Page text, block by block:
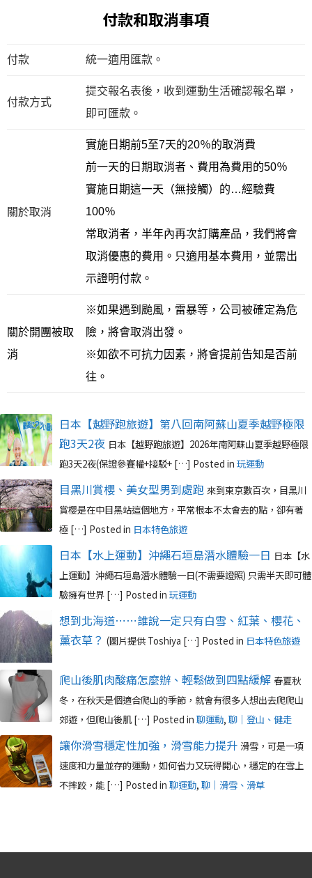
付款和取消事項
付款 統一適用匯款。
付款方式
提交報名表後，收到運動生活確認報名單，
即可匯款。
關於取消
實施日期前5至7天的20％的取消費
前一天的日期取消者、費用為費用的50％
實施日期這一天（無接觸）的…經驗費
100％
常取消者，半年內再次訂購產品，我們將會
取消優惠的費用。只適用基本費用，並需出
示證明付款。
關於開團被取
消
※如果遇到颱風，雷暴等，公司被確定為危
險，將會取消出發。
※如欲不可抗力因素，將會提前告知是否前
往。
日本【越野跑旅遊】第八回南阿蘇山夏季越野極限
跑3天2夜 日本【越野跑旅遊】2026年南阿蘇山夏季越野極限
跑3天2夜(保證參賽權+接駁+ […] Posted in 玩運動
目黑川賞櫻、美女型男到處跑 來到東京數百次，目黑川
賞櫻是在中目黑站這個地方，平常根本不太會去的點，卻有著
極 […] Posted in 日本特色旅遊
日本【水上運動】沖繩石垣島潛水體驗一日 日本【水
上運動】沖繩石垣島潛水體驗一日(不需要證照) 只需半天即可體
驗擁有世界 […] Posted in 玩運動
想到北海道⋯⋯誰說一定只有白雪、紅葉、櫻花、
薰衣草？ (圖片提供 Toshiya […] Posted in 日本特色旅遊
爬山後肌肉酸痛怎麼辦、輕鬆做到四點緩解 春夏秋
冬，在秋天是個適合爬山的季節，就會有很多人想出去爬爬山
郊遊，但爬山後肌 […] Posted in 聊運動, 聊｜登山、健走
讓你滑雪穩定性加強，滑雪能力提升 滑雪，可是一項
速度和力量並存的運動，如何省力又玩得開心，穩定的在雪上
不摔跤，能 […] Posted in 聊運動, 聊｜滑雪、滑草